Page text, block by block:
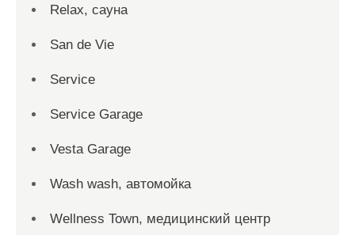
Relax, сауна
San dе Vie
Service
Service Garage
Vesta Garage
Wash wash, автомойка
Wellness Town, медицинский центр